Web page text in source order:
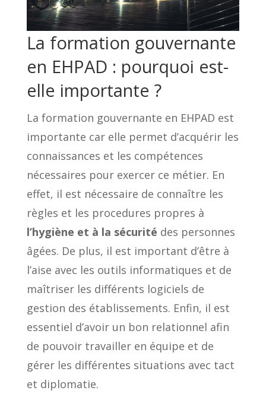
La formation gouvernante
en EHPAD : pourquoi est-
elle importante ?
La formation gouvernante en EHPAD est
importante car elle permet d’acquérir les
connaissances et les compétences
nécessaires pour exercer ce métier. En
effet, il est nécessaire de connaître les
règles et les procedures propres à
l’hygiène et à la sécurité des personnes
âgées. De plus, il est important d’être à
l’aise avec les outils informatiques et de
maîtriser les différents logiciels de
gestion des établissements. Enfin, il est
essentiel d’avoir un bon relationnel afin
de pouvoir travailler en équipe et de
gérer les différentes situations avec tact
et diplomatie.